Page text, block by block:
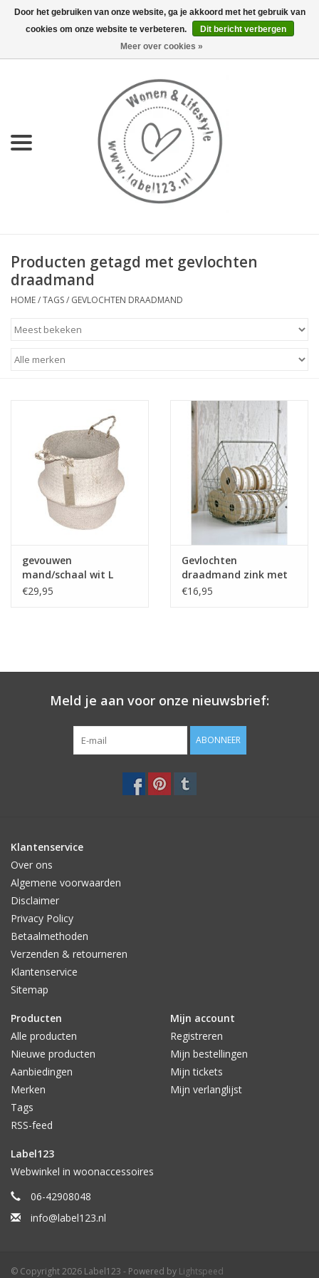
0 Artikelen - €0,00
KEUKEN
LIFESTYLE
KAMERS
ALGEMEEN
Producten getagd met gevlochten
draadmand
HOME/TAGS/ GEVLOCHTEN DRAADMAND
gevouwen
mand/schaal wit L
€29,95
Gevlochten
draadmand zink met
handvat
€16,95
Meld je aan voor onze nieuwsbrief:
ABONNEER
Klantenservice
Over ons
Algemene voorwaarden
Disclaimer
Privacy Policy
Betaalmethoden
Verzenden & retourneren
Klantenservice
Sitemap
Producten
Alle producten
Nieuwe producten
Aanbiedingen
Merken
Tags
RSS-feed
Mijn account
Registreren
Mijn bestellingen
Mijn tickets
Mijn verlanglijst
Label123
Webwinkel in woonaccessoires
06-42908048
info@label123.nl
© Copyright 2026 Label123 - Powered by Lightspeed
Door het gebruiken van onze website, ga je akkoord met het gebruik van
cookies om onze website te verbeteren.
Dit bericht verbergen
Meer over cookies »